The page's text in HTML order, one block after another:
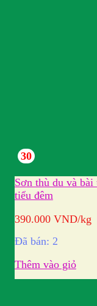
30
Sơn thù du và
tiểu đêm
390.000 VND/kg
Đã bán: 2
Thêm vào giỏ